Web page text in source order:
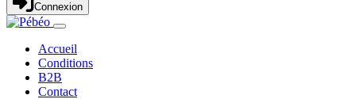
Connexion
Accueil
Conditions
B2B
Contact